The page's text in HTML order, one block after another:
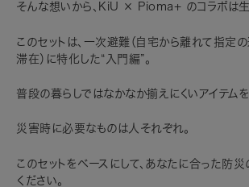
そんな想いから、KiU × Pioma+ のコラボは生
このセットは、一次避難（自宅から離れて指定
滞在）に特化した“入門編”。
普段の暮らしではなかなか揃えにくいアイテムを
災害時に必要なものは人それぞれ。
このセットをベースにして、あなたに合った防
ください。